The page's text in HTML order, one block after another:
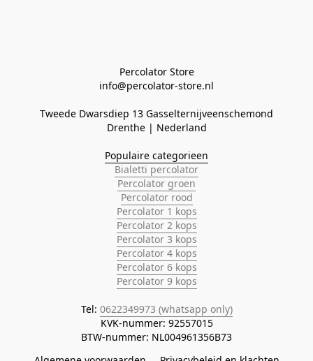
Percolator Store
Tweede Dwarsdiep 13 Gasselternijveenschemond
Populaire categorieen
Bialetti percolator
Percolator groen
Percolator rood
Percolator 1 kops
Percolator 2 kops
Percolator 3 kops
Percolator 4 kops
Percolator 6 kops
Percolator 9 kops
Tel: 0622349973 (whatsapp only)
KVK-nummer: 92557015
BTW-nummer: NL004961356B73